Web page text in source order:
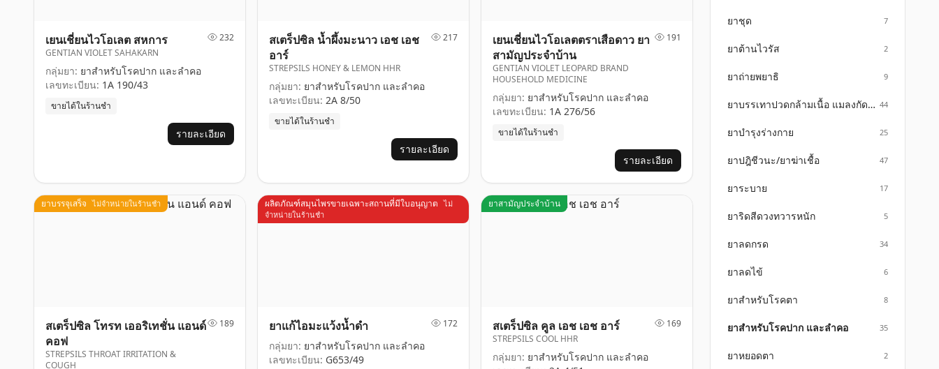
เยนเชี่ยนไวโอเลต สหการ
GENTIAN VIOLET SAHAKARN
232
กลุ่มยา: ยาสำหรับโรคปาก และลำคอ
เลขทะเบียน: 1A 190/43
ขายได้ในร้านชำ
รายละเอียด
สเตร็ปซิล น้ำผึ้งมะนาว เอช เอช
อาร์
STREPSILS HONEY & LEMON HHR
217
กลุ่มยา: ยาสำหรับโรคปาก และลำคอ
เลขทะเบียน: 2A 8/50
ขายได้ในร้านชำ
รายละเอียด
เยนเชี่ยนไวโอเลตตราเสือดาว ยา
สามัญประจำบ้าน
GENTIAN VIOLET LEOPARD BRAND
HOUSEHOLD MEDICINE
191
กลุ่มยา: ยาสำหรับโรคปาก และลำคอ
เลขทะเบียน: 1A 276/56
ขายได้ในร้านชำ
รายละเอียด
ยาบรรจุเสร็จ ไม่จำหน่ายในร้านชำ
สเตร็ปซิล โทรท เออริเทชั่น แอนด์
คอฟ
STREPSILS THROAT IRRITATION &
COUGH
189
ผลิตภัณฑ์สมุนไพรขายเฉพาะสถานที่มีใบอนุญาต ไม่
จำหน่ายในร้านชำ
ยาแก้ไอมะแว้งน้ำดำ 172
กลุ่มยา: ยาสำหรับโรคปาก และลำคอ
เลขทะเบียน: G653/49
ยาสามัญประจำบ้าน
สเตร็ปซิล คูล เอช เอช อาร์
STREPSILS COOL HHR
169
กลุ่มยา: ยาสำหรับโรคปาก และลำคอ
ยาชุด 7
ยาต้านไวรัส 2
ยาถ่ายพยาธิ 9
ยาบรรเทาปวดกล้ามเนื้อ แมลงกัดต่อย 44
ยาบำรุงร่างกาย 25
ยาปฎิชีวนะ/ยาฆ่าเชื้อ 47
ยาระบาย 17
ยาริดสีดวงทวารหนัก 5
ยาลดกรด 34
ยาลดไข้ 6
ยาสำหรับโรคตา 8
ยาสำหรับโรคปาก และลำคอ 35
ยาหยอดตา 2